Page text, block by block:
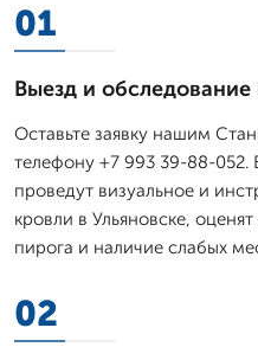
01
Выезд и обследование
Оставьте заявку нашим
телефону +7 993 39-88-052.
проведут визуальное и
кровли в Ульяновске,
пирога и наличие слабых
02